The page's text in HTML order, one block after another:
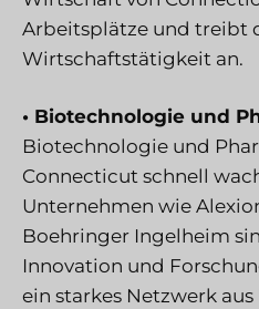
Arbeitsplätze und treibt
Wirtschaftstätigkeit an.
• Biotechnologie und
Biotechnologie und
Connecticut schnell
Unternehmen wie
Boehringer Ingelheim
Innovation und
ein starkes Netzwerk